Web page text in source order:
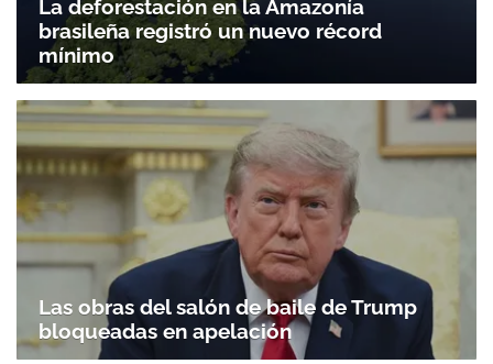
La deforestación en la Amazonía
brasileña registró un nuevo récord
mínimo
Las obras del salón de baile de Trump
bloqueadas en apelación